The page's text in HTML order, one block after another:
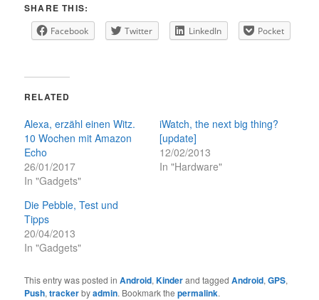
SHARE THIS:
Facebook Twitter LinkedIn Pocket
RELATED
Alexa, erzähl einen Witz.
10 Wochen mit Amazon
Echo
26/01/2017
In "Gadgets"
iWatch, the next big thing?
[update]
12/02/2013
In "Hardware"
Die Pebble, Test und
Tipps
20/04/2013
In "Gadgets"
This entry was posted inAndroid,Kinderand taggedAndroid,GPS,
Push,trackerbyadmin. Bookmark thepermalink.